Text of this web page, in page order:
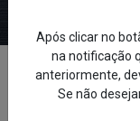
Após clicar no
na notificação
anteriormente,
Se não